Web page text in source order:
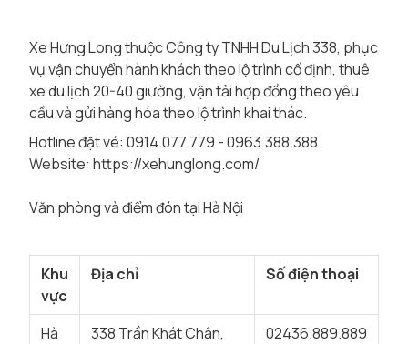
Xe Hưng Long thuộc Công ty TNHH Du Lịch 338, phục
vụ vận chuyển hành khách theo lộ trình cố định, thuê
xe du lịch 20-40 giường, vận tải hợp đồng theo yêu
cầu và gửi hàng hóa theo lộ trình khai thác.
Hotline đặt vé: 0914.077.779 - 0963.388.388
Website: https://xehunglong.com/
Văn phòng và điểm đón tại Hà Nội
Khu
vực
Địa chỉ Số điện thoại
Hà
338 Trần Khát Chân,
02436.889.889